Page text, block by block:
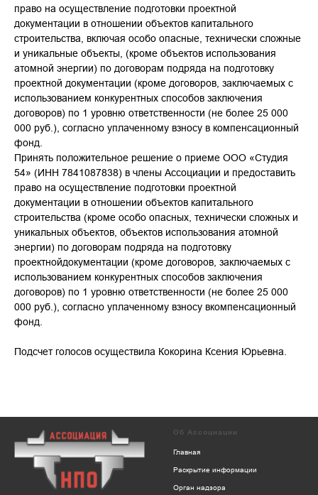
право на осуществление подготовки проектной
документации в отношении объектов капитального
строительства, включая особо опасные, технически сложные
и уникальные объекты, (кроме объектов использования
атомной энергии) по договорам подряда на подготовку
проектной документации (кроме договоров, заключаемых с
использованием конкурентных способов заключения
договоров) по 1 уровню ответственности (не более 25 000
000 руб.), согласно уплаченному взносу в компенсационный
фонд.
Принять положительное решение о приеме ООО «Студия
54» (ИНН 7841087838) в члены Ассоциации и предоставить
право на осуществление подготовки проектной
документации в отношении объектов капитального
строительства (кроме особо опасных, технически сложных и
уникальных объектов, объектов использования атомной
энергии) по договорам подряда на подготовку
проектнойдокументации (кроме договоров, заключаемых с
использованием конкурентных способов заключения
договоров) по 1 уровню ответственности (не более 25 000
000 руб.), согласно уплаченному взносу вкомпенсационный
фонд.
Подсчет голосов осуществила Кокорина Ксения Юрьевна.
Об Ассоциации
Главная
Раскрытие информации
Орган надзора